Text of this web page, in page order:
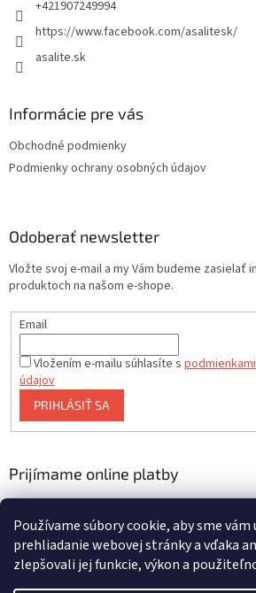
Používame súbory cookie, aby sme
prehliadanie webovej stránky a vďaka
zlepšovali jej funkcie, výkon a
+421907249994
https://www.facebook.com/asalitesk/
asalite.sk
Informácie pre vás
Obchodné podmienky
Podmienky ochrany osobných údajov
Odoberať newsletter
Vložte svoj e-mail a my Vám budeme zasielať
produktoch na našom e-shope.
Email
Vložením e-mailu súhlasíte s
údajov
PRIHLÁSIŤ SA
Prijímame online platby